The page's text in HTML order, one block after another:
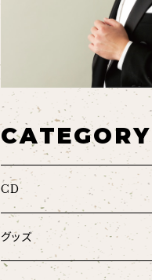
CATEGORY
CD
グッズ